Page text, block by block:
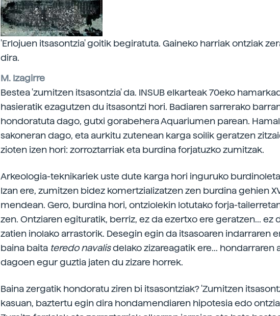
'Erlojuen itsasontzia' goitik begiratuta. Gaineko harriak ontziak
dira.
M. Izagirre
Bestea 'zumitzen itsasontzia' da. INSUB elkarteak 70eko
hasieratik ezagutzen du itsasontzi hori. Badiaren sarrerako
hondoratuta dago, gutxi gorabehera Aquariumen parean.
sakoneran dago, eta aurkitu zutenean karga soilik geratzen
zioten izen hori: zorroztarriak eta burdina forjatuzko zumitzak.
Arkeologia-teknikariek uste dute karga hori inguruko
Izan ere, zumitzen bidez komertzializatzen zen burdina gehien
mendean. Gero, burdina hori, ontziolekin lotutako forja-
zen. Ontziaren egituratik, berriz, ez da ezertxo ere geratzen... ez
zatien inolako arrastorik. Desegin egin da itsasoaren indarraren
baina baita teredo navalisdelako zizareagatik ere... hondarraren
dagoen egur guztia jaten du zizare horrek.
Baina zergatik hondoratu ziren bi itsasontziak? 'Zumitzen
kasuan, baztertu egin dira hondamendiaren hipotesia edo ontzia